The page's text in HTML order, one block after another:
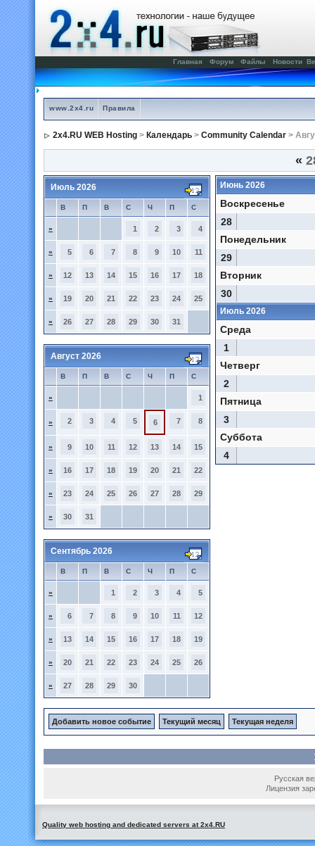
Главная Форум Файлы Новости
www.2x4.ru Правила
2x4.RU WEB Hosting > Календарь > Community Calendar >
«
Июль 2026
В П В С Ч П С
» 1 2 3 4
» 5 6 7 8 9 10 11
» 12 13 14 15 16 17 18
» 19 20 21 22 23 24 25
» 26 27 28 29 30 31
Август 2026
В П В С Ч П С
» 1
» 2 3 4 5 6 7 8
» 9 10 11 12 13 14 15
» 16 17 18 19 20 21 22
» 23 24 25 26 27 28 29
» 30 31
Сентябрь 2026
В П В С Ч П С
» 1 2 3 4 5
» 6 7 8 9 10 11 12
» 13 14 15 16 17 18 19
» 20 21 22 23 24 25 26
» 27 28 29 30
Июнь 2026
Воскресенье
28
Понедельник
29
Вторник
30
Июль 2026
Среда
1
Четверг
2
Пятница
3
Суббота
4
Добавить новое событие Текущий месяц Текущая неделя
Русская
Лицензия
Quality web hosting and dedicated servers at 2x4.RU